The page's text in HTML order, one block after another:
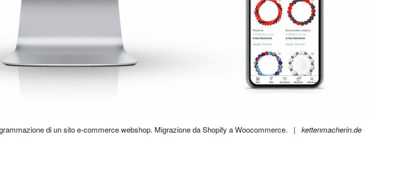
di un sito e-commerce webshop. Migrazione da Shopify a Woocommerce. | kettenmacherin.de